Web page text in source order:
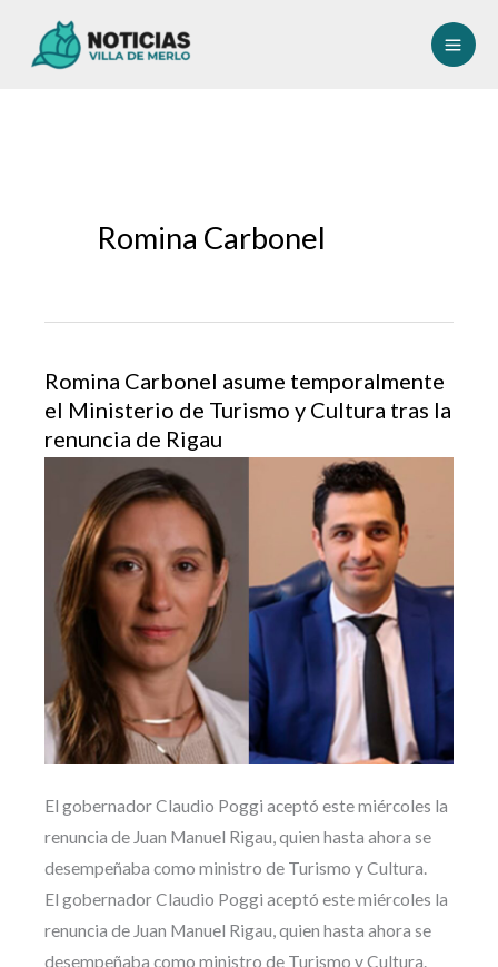
Romina Carbonel
Romina Carbonel asume temporalmente
el Ministerio de Turismo y Cultura tras la
renuncia de Rigau
El gobernador Claudio Poggi aceptó este miércoles la
renuncia de Juan Manuel Rigau, quien hasta ahora se
desempeñaba como ministro de Turismo y Cultura.
El gobernador Claudio Poggi aceptó este miércoles la
renuncia de Juan Manuel Rigau, quien hasta ahora se
desempeñaba como ministro de Turismo y Cultura.